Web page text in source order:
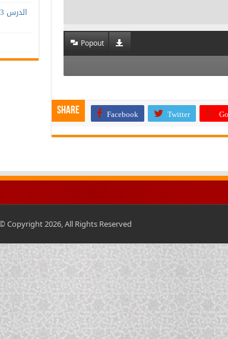
Popout
Share Facebook Twitter
2026, All Rights Reserved